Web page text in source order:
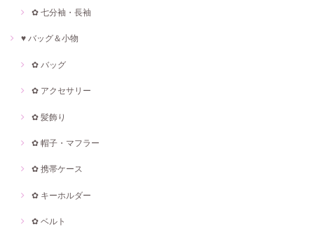
✿ 七分袖・長袖
♥ バッグ＆小物
✿ バッグ
✿ アクセサリー
✿ 髪飾り
✿ 帽子・マフラー
✿ 携帯ケース
✿ キーホルダー
✿ ベルト